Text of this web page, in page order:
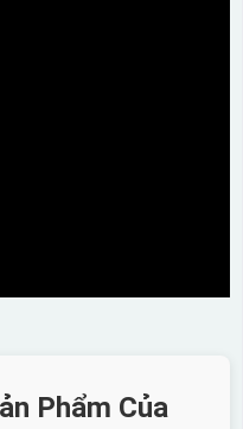
Phẩm Của